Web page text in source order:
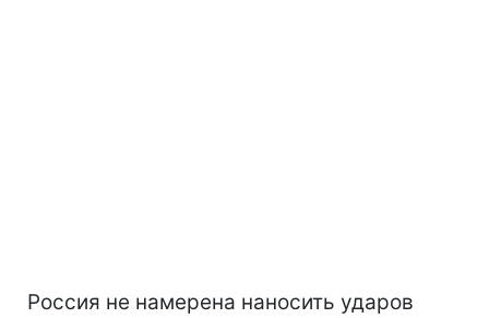
Россия не намерена наносить ударов